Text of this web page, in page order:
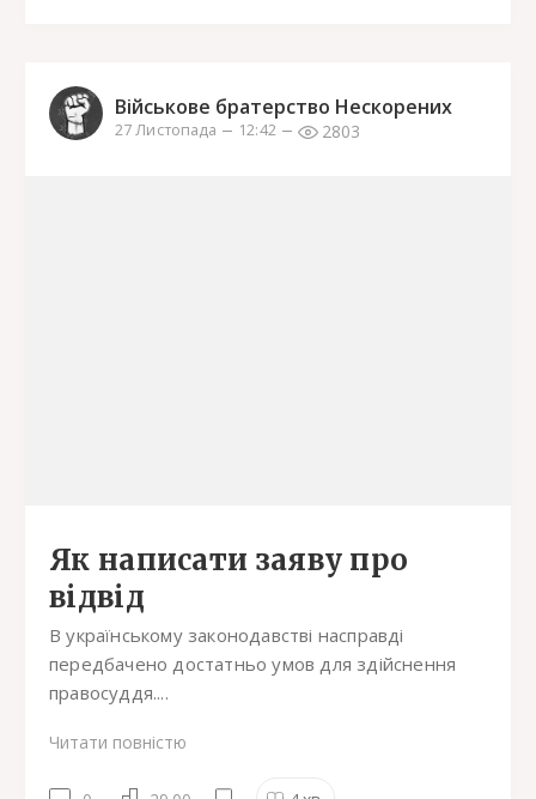
Військове братерство Нескорених
27 Листопада 12:42 2803
Як написати заяву про
відвід
В українському законодавстві насправді
передбачено достатньо умов для здійснення
правосуддя....
Читати повністю